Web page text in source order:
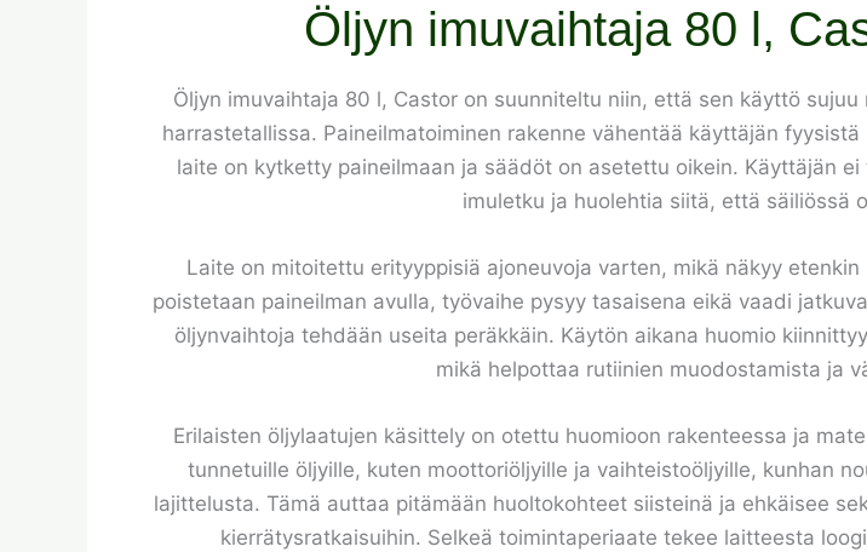
Öljyn imuvaihtaja 80 l,
Öljyn imuvaihtaja 80 l, Castor on suunniteltu niin, että sen käyttö
harrastetallissa. Paineilmatoiminen rakenne vähentää käyttäjän
laite on kytketty paineilmaan ja säädöt on asetettu oikein. Käyttäjän
imuletku ja huolehtia siitä, että säiliössä
Laite on mitoitettu erityyppisiä ajoneuvoja varten, mikä näkyy
poistetaan paineilman avulla, työvaihe pysyy tasaisena eikä vaadi
öljynvaihtoja tehdään useita peräkkäin. Käytön aikana huomio
mikä helpottaa rutiinien muodostamista ja
Erilaisten öljylaatujen käsittely on otettu huomioon rakenteessa ja
tunnetuille öljyille, kuten moottoriöljyille ja vaihteistoöljyille, kunhan
lajittelusta. Tämä auttaa pitämään huoltokohteet siisteinä ja ehkäisee
kierrätysratkaisuihin. Selkeä toimintaperiaate tekee laitteesta